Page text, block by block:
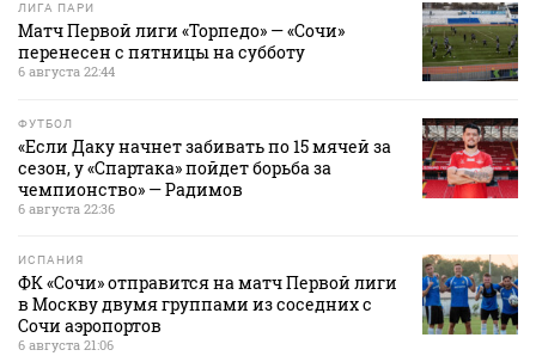
ЛИГА ПАРИ
Матч Первой лиги «Торпедо» — «Сочи»
перенесен с пятницы на субботу
6 августа 22:44
ФУТБОЛ
«Если Даку начнет забивать по 15 мячей за
сезон, у «Спартака» пойдет борьба за
чемпионство» — Радимов
6 августа 22:36
ИСПАНИЯ
ФК «Сочи» отправится на матч Первой лиги
в Москву двумя группами из соседних с
Сочи аэропортов
6 августа 21:06